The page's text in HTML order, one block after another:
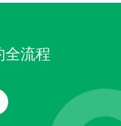
全流程